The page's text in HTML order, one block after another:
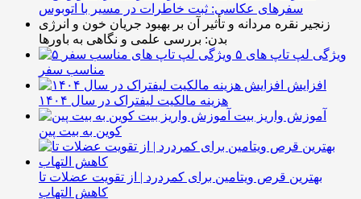
سفرهای عکاسی: ثبت خاطرات در مسیر با اتوبوس
زنجیر نقره مردانه و تأثیر آن بر بهبود جریان خون و انرژی
بدن: بررسی علمی و نگاهی به باورها
۵ ویژگی لپ تاپ های
مناسب سفر
افزایش
هزینه مالکیت لیفتراک در سال ۱۴۰۴
آموزش واریز بیت
کوین به بیت پین
بهترین قرص ویتامین برای کمردرد | از تقویت عضلات تا
کاهش التهاب